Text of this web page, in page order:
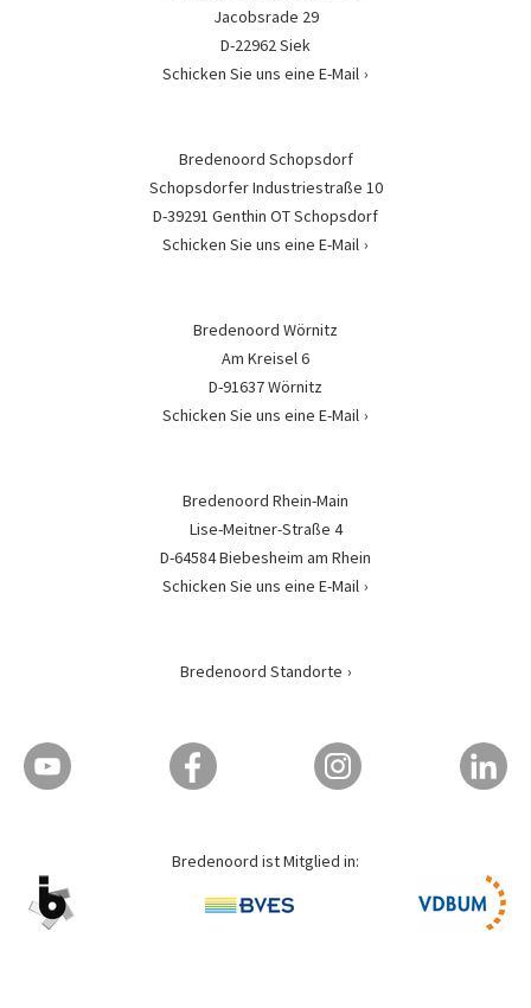
Jacobsrade 29
D-22962 Siek
Schicken Sie uns eine E-Mail
Bredenoord Schopsdorf
Schopsdorfer Industriestraße 10
D-39291 Genthin OT Schopsdorf
Schicken Sie uns eine E-Mail
Bredenoord Wörnitz
Am Kreisel 6
D-91637 Wörnitz
Schicken Sie uns eine E-Mail
Bredenoord Rhein-Main
Lise-Meitner-Straße 4
D-64584 Biebesheim am Rhein
Schicken Sie uns eine E-Mail
Bredenoord Standorte
Bredenoord ist Mitglied in: